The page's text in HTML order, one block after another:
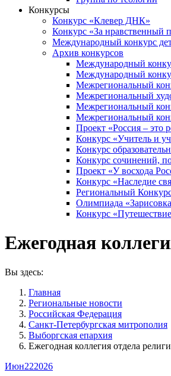
Конкурсы
Конкурс «Клевер ДНК»
Конкурс «За нравственный
Международный конкурс
Архив конкурсов
Международный
Международный
Межрегиональный
Межрегиональный
Межрегиональный
Межрегиональный
Проект «Россия – это
Конкурс «Учитель и
Конкурс
Конкурс сочинений,
Проект «У восхода
Конкурс «Наследие
Региональный
Олимпиада
Конкурс
Ежегодная
Вы здесь:
Главная
Pегиональные новости
Российская Федерация
Санкт-Петербургская митрополия
Выборгская епархия
Ежегодная коллегия отдела
Июн222026